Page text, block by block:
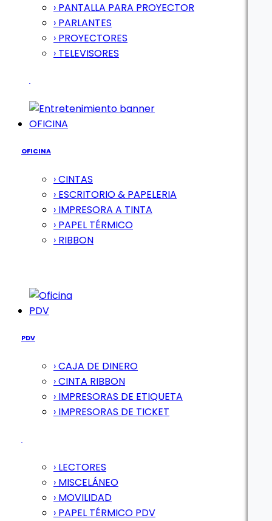
› PANTALLA PARA PROYECTOR
› PARLANTES
› PROYECTORES
› TELEVISORES
OFICINA
OFICINA
› CINTAS
› ESCRITORIO & PAPELERIA
› IMPRESORA A TINTA
› PAPEL TÉRMICO
› RIBBON
PDV
PDV
› CAJA DE DINERO
› CINTA RIBBON
› IMPRESORAS DE ETIQUETA
› IMPRESORAS DE TICKET
› LECTORES
› MISCELÁNEO
› MOVILIDAD
› PAPEL TÉRMICO PDV